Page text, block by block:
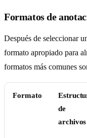
Formatos de
Después de seleccionar
formato apropiado para
formatos más comunes
Formato
de
archivos